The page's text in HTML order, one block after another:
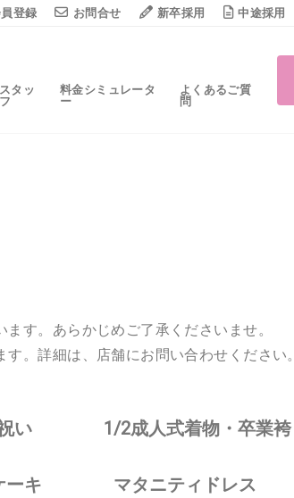
登録 お問合せ 新卒採用 中途採用
スタッ
フ
料金シミュレータ
ー
よくあるご質
問
す。 あらかじめご了承くださいませ。
す。詳細は、店舗にお問い合わせください。
い 1/2成人式着物・卒業袴
ーキ マタニティドレス